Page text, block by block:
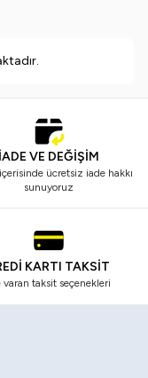
İADE VE DEĞİŞİM
ücretsiz iade hakkı
sunuyoruz
KARTI TAKSİT
varan taksit seçenekleri